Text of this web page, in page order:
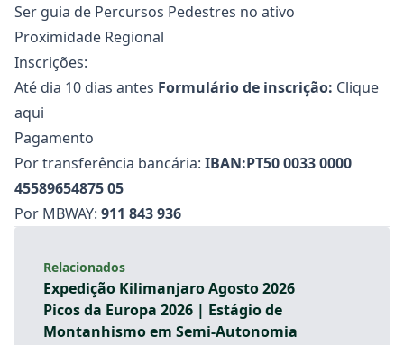
Ser guia de Percursos Pedestres no ativo
Proximidade Regional
Inscrições:
Até dia 10 dias antes Formulário de inscrição: Clique
aqui
Pagamento
Por transferência bancária: IBAN:PT50 0033 0000
45589654875 05
Por MBWAY: 911 843 936
Relacionados
Expedição Kilimanjaro Agosto 2026
Picos da Europa 2026 | Estágio de
Montanhismo em Semi-Autonomia